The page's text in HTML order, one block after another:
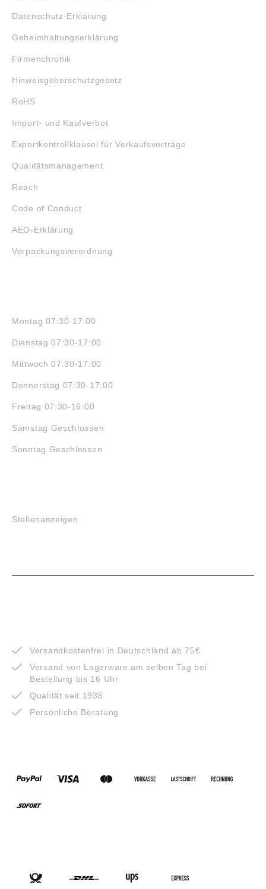
Datenschutz-Erklärung
Geheimhaltungserklärung
Firmenchronik
Hinweisgeberschutzgesetz
RoHS
Import- und Kaufverbot
Exportkontrollklausel für Verkaufsverträge
Qualitätsmanagement
Reach
Code of Conduct
AEO-Erklärung
Verpackungsverordnung
Montag 07:30-17:00
Dienstag 07:30-17:00
Mittwoch 07:30-17:00
Donnerstag 07:30-17:00
Freitag 07:30-16:00
Samstag Geschlossen
Sonntag Geschlossen
Stellenanzeigen
Versandkostenfrei in Deutschland ab 75€
Versand von Lagerware am selben Tag bei
Bestellung bis 16 Uhr
Qualität seit 1938
Persönliche Beratung